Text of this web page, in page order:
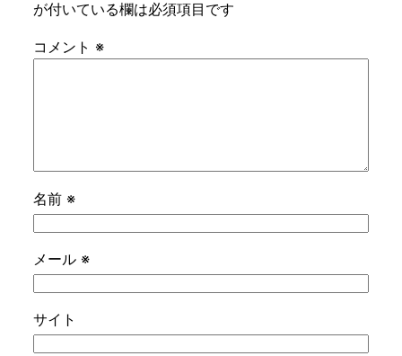
が付いている欄は必須項目です
コメント ※
名前 ※
メール ※
サイト